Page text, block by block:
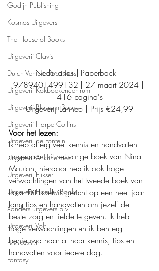
Godijn Publishing
Kosmos Uitgevers
The House of Books
Uitgeverij Clavis
Dutch Venture Publishers
Uitgeverij Kokboekencentrum
Uitgeverij Blossom Books
Uitgeverij HarperCollins
Uitgeverij de Fontein
Uitgeverij Ankhhermes
Uitgeverij Elikser
Uitgeverij Hamley Books
Xanders uitgevers b.v.
Uitgeverij Volt
Bookscout
Fantasy
Nederlands | Paperback |
9789401499132 | 27 maart 2024 |
416 pagina's
Uitgeverij Lannoo | Prijs €24,99
Voor het lezen:
Ik heb al erg veel kennis en handvatten
opgedaan uit het vorige boek van Nina
Mouton, hierdoor heb ik ook hoge
verwachtingen van het tweede boek van
haar. Dit boek is gericht op een heel jaar
lang tips en handvatten om jezelf de
beste zorg en liefde te geven. Ik heb
hoge verwachtingen en ik ben erg
benieuwd naar al haar kennis, tips en
handvatten voor iedere dag.